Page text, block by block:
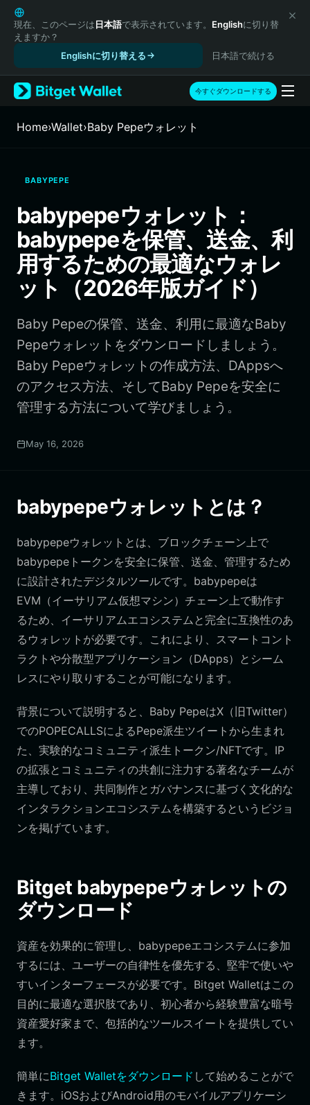
English
日本語
Tiếng Việt
Español (Latinoamérica)
Türkçe
Français
繁體中文
Bahasa Indonesia
ภาษาไทย
Español
Português (Brasil)
現在、このページは日本語で表示されています。 Englishに切り替
えますか？
Englishに切り替える
日本語で続ける
今すぐダウンロードする
Home›Wallet›Baby Pepeウォレット
BABYPEPE
babypepeウォレット：
babypepeを保管、送金、利
用するための最適なウォレ
ット（2026年版ガイド）
Baby Pepeの保管、送金、利用に最適なBaby
Pepeウォレットをダウンロードしましょう。
Baby Pepeウォレットの作成方法、DAppsへ
のアクセス方法、そしてBaby Pepeを安全に
管理する方法について学びましょう。
May 16, 2026
babypepeウォレットとは？
babypepeウォレットとは、ブロックチェーン上で
babypepeトークンを安全に保管、送金、管理するため
に設計されたデジタルツールです。babypepeは
EVM（イーサリアム仮想マシン）チェーン上で動作す
るため、イーサリアムエコシステムと完全に互換性のあ
るウォレットが必要です。これにより、スマートコント
ラクトや分散型アプリケーション（DApps）とシーム
レスにやり取りすることが可能になります。
背景について説明すると、Baby PepeはX（旧Twitter）
でのPOPECALLSによるPepe派生ツイートから生まれ
た、実験的なコミュニティ派生トークン/NFTです。IP
の拡張とコミュニティの共創に注力する著名なチームが
主導しており、共同制作とガバナンスに基づく文化的な
インタラクションエコシステムを構築するというビジョ
ンを掲げています。
Bitget babypepeウォレットの
ダウンロード
資産を効果的に管理し、babypepeエコシステムに参加
するには、ユーザーの自律性を優先する、堅牢で使いや
すいインターフェースが必要です。Bitget Walletはこの
目的に最適な選択肢であり、初心者から経験豊富な暗号
資産愛好家まで、包括的なツールスイートを提供してい
ます。
簡単にBitget Walletをダウンロード して始めることがで
きます。iOSおよびAndroid用のモバイルアプリケーシ